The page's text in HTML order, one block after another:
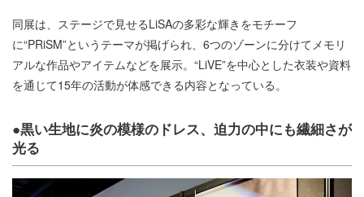
同展は、ステージで見せるLiSAの多彩な輝きをモチーフ
に“PRiSM”というテーマが掲げられ、6つのゾーンに分けてメモリ
アルな作品やアイテムなどを展示。“LiVE”を中心とした衣装や資料
を通じて15年の活動が体感できる内容となっている。
●黒い生地に炎の模様のドレス、迫力の中にも繊細さが
光る